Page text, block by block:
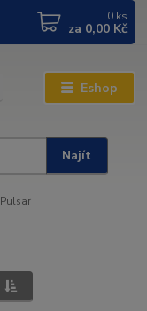
Eshop
Najít
0 ks
za 0,00 Kč
Pulsar